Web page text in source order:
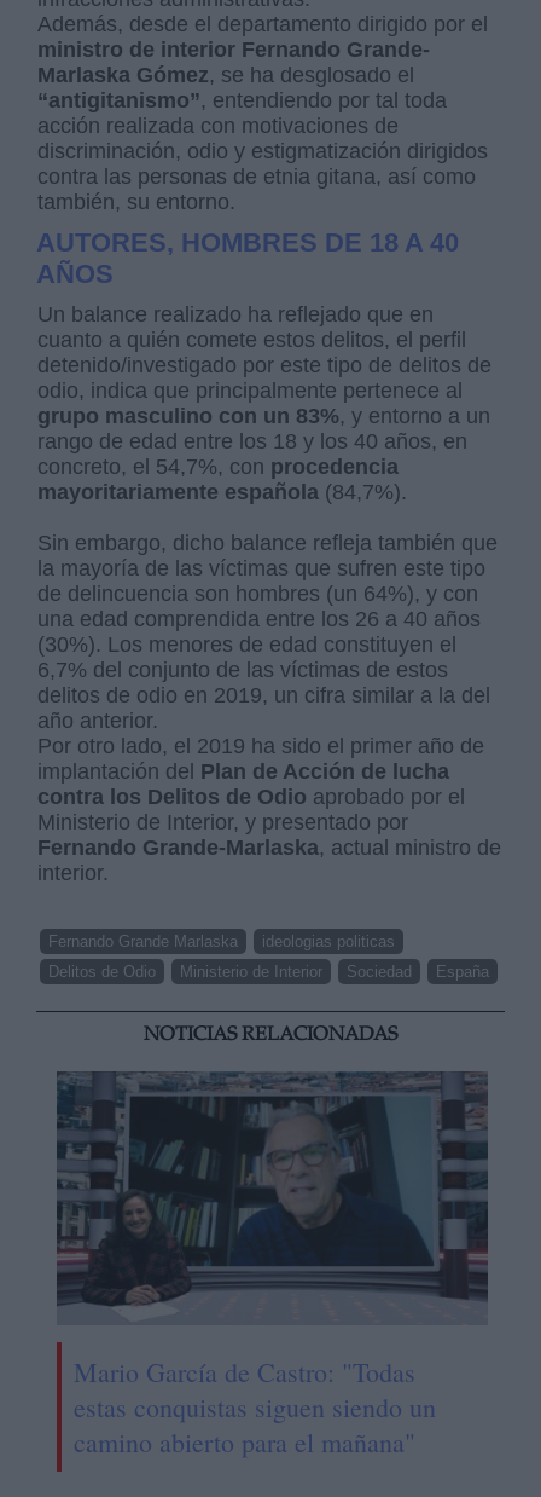
Además, desde el departamento dirigido por el
ministro de interior Fernando Grande-
Marlaska Gómez, se ha desglosado el
“antigitanismo”, entendiendo por tal toda
acción realizada con motivaciones de
discriminación, odio y estigmatización dirigidos
contra las personas de etnia gitana, así como
también, su entorno.
AUTORES, HOMBRES DE 18 A 40
AÑOS
Un balance realizado ha reflejado que en
cuanto a quién comete estos delitos, el perfil
detenido/investigado por este tipo de delitos de
odio, indica que principalmente pertenece al
grupo masculino con un 83%, y entorno a un
rango de edad entre los 18 y los 40 años, en
concreto, el 54,7%, con procedencia
mayoritariamente española (84,7%).
Sin embargo, dicho balance refleja también que
la mayoría de las víctimas que sufren este tipo
de delincuencia son hombres (un 64%), y con
una edad comprendida entre los 26 a 40 años
(30%). Los menores de edad constituyen el
6,7% del conjunto de las víctimas de estos
delitos de odio en 2019, un cifra similar a la del
año anterior.
Por otro lado, el 2019 ha sido el primer año de
implantación del Plan de Acción de lucha
contra los Delitos de Odio aprobado por el
Ministerio de Interior, y presentado por
Fernando Grande-Marlaska, actual ministro de
interior.
Fernando Grande Marlaska
ideologias politicas
Delitos de Odio
Ministerio de Interior Sociedad España
NOTICIAS RELACIONADAS
Mario García de Castro: "Todas
estas conquistas siguen siendo un
camino abierto para el mañana"